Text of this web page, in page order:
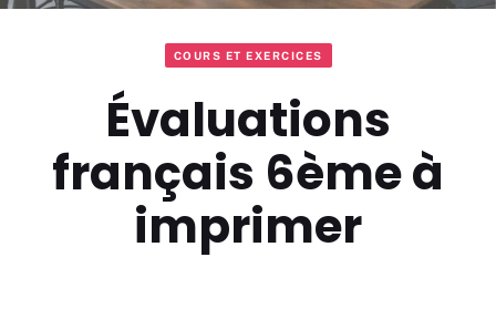
COURS ET EXERCICES
Évaluations
français 6ème à
imprimer